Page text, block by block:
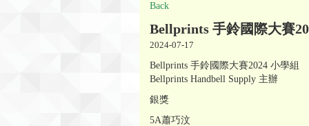
Back
Bellprints 手鈴國際大賽
2024-07-17
Bellprints 手鈴國際大賽2024 小學組
Bellprints Handbell Supply 主辦
銀獎
5A蕭巧汶